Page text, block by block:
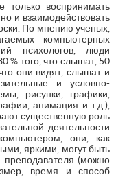
только воспринимать
и взаимодействовать
По мнению ученых,
компьютерных
психологов, люди
% того, что слышат, 50
они видят, слышат и
и условно-
рисунки, графики,
анимация и т.д.),
существенную роль
деятельности
они, как
яркими, могут быть
преподавателя (можно
время и способ